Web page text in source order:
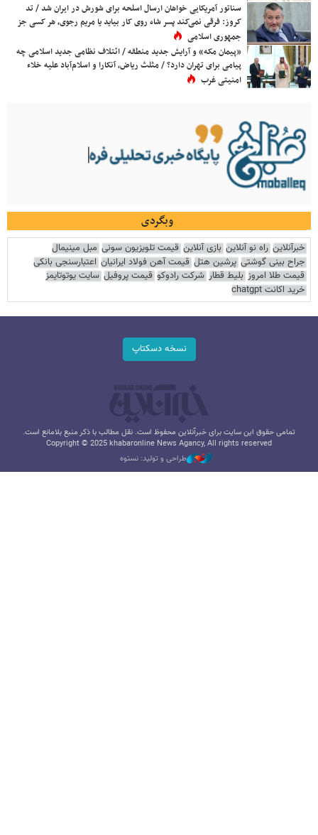
سناتور آمریکایی خواهان ارسال اسلحه برای شورش در ایران شد / تد
کروز: فرقی نمی‌کند پسر شاه روی کار بیاید یا مریم رجوی، هر کسی جز
جمهوری اسلامی
«پیمان مکه» و آرایش جدید منطقه / ائتلاف نظامی جدید اسلامی چه
پیامی برای تهران دارد؟ / مثلث ریاض، آنکارا و اسلام‌آباد علیه خلاء
امنیتی غرب
وبگردی
خبرآنلاین راه نو آنلاین بازی آنلاین قیمت تلویزیون سونی مبل مینیمال
جراح بینی گوشتی پرشین هتل قیمت آهن فولاد ایرانیان اعتبارسنجی بانکی
قیمت طلا امروز بلیط قطار شرکت رادوکو قیمت پروفیل سایت یوتوتایمز
خرید اکانت chatgpt
نسخه دسکتاپ
تمامی حقوق این سایت برای خبرآنلاین محفوظ است. نقل مطالب با ذکر منبع بلامانع است.
Copyright © 2025 khabaronline News Agancy, All rights reserved
طراحی و تولید: نستوه